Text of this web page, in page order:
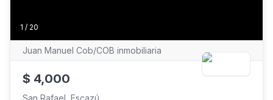
1 / 20
Juan Manuel Cob/COB inmobiliaria
$ 4,000
San Rafael, Escazú